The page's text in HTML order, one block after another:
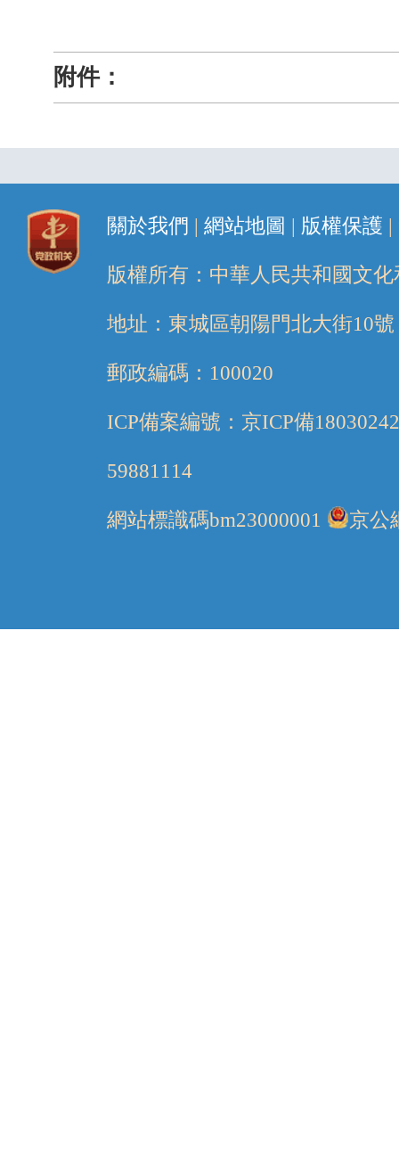
附件：
關於我們 | 網站地圖 | 版權保護 |
版權所有：中華人民共和國文
地址：東城區朝陽門北大街10號
郵政編碼：100020
ICP備案編號：京ICP備
59881114
網站標識碼bm23000001 京公